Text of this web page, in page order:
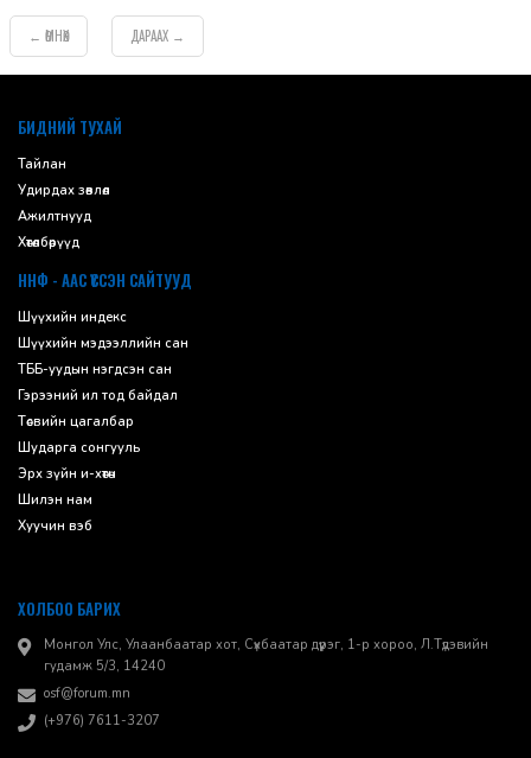
← ӨМНӨХ ДАРААХ →
БИДНИЙ ТУХАЙ
Тайлан
Удирдах зөвлөл
Ажилтнууд
Хөтөлбөрүүд
ННФ - ААС ҮҮССЭН САЙТУУД
Шүүхийн индекс
Шүүхийн мэдээллийн сан
ТББ-уудын нэгдсэн сан
Гэрээний ил тод байдал
Төсвийн цагалбар
Шударга сонгууль
Эрх зүйн и-хөтөч
Шилэн нам
Хуучин вэб
ХОЛБОО БАРИХ
Монгол Улс, Улаанбаатар хот, Сүхбаатар дүүрэг, 1-р хороо, ​Л.Түдэвийн
гудамж 5/3, 14240
osf@forum.mn
(+976) 7611-3207